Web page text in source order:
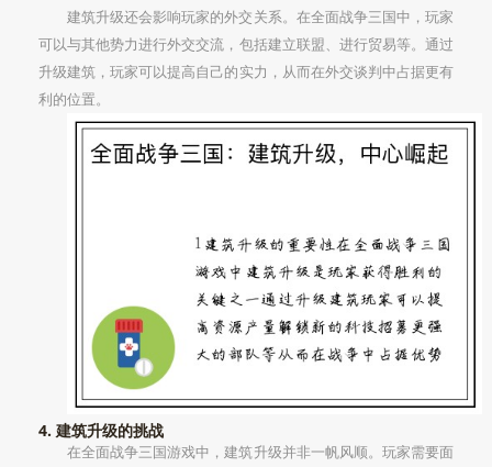
建筑升级还会影响玩家的外交关系。在全面战争三国中，玩家
可以与其他势力进行外交交流，包括建立联盟、进行贸易等。通过
升级建筑，玩家可以提高自己的实力，从而在外交谈判中占据更有
利的位置。
4. 建筑升级的挑战
在全面战争三国游戏中，建筑升级并非一帆风顺。玩家需要面